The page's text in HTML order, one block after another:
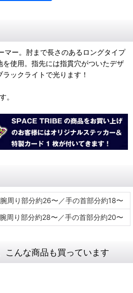
マー。肘まで長さのあるロングタイプ
使用。指先には指貫穴がついたデザ
ックライトで光ります！
。
周り部分約26〜／手の首部分約18〜
周り部分約28〜／手の首部分約20〜
こんな商品も買っています